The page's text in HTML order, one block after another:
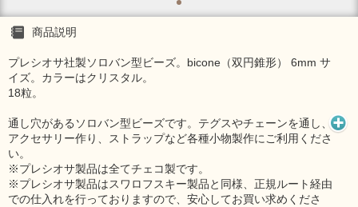
商品説明
プレシオサ社製ソロバン型ビーズ。bicone（双円錐形） 6mm サ
イズ。カラーはクリスタル。
18粒。
通し穴があるソロバン型ビーズです。テグスやチェーンを通し、
アクセサリー作り、ストラップなど各種小物製作にご利用くださ
い。
※プレシオサ製品は全てチェコ製です。
※プレシオサ製品はスワロフスキー製品と同様、正規ルート経由
での仕入れを行っておりますので、安心してお買い求めくださ